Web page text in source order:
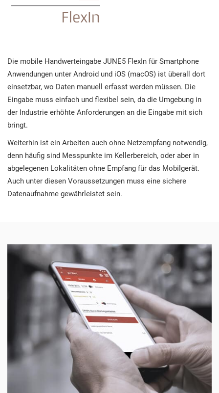
Die mobile Handwerteingabe JUNE5 FlexIn für Smartphone
Anwendungen unter Android und iOS (macOS) ist überall dort
einsetzbar, wo Daten manuell erfasst werden müssen. Die
Eingabe muss einfach und flexibel sein, da die Umgebung in
der Industrie erhöhte Anforderungen an die Eingabe mit sich
bringt.
Weiterhin ist ein Arbeiten auch ohne Netzempfang notwendig,
denn häufig sind Messpunkte im Kellerbereich, oder aber in
abgelegenen Lokalitäten ohne Empfang für das Mobilgerät.
Auch unter diesen Voraussetzungen muss eine sichere
Datenaufnahme gewährleistet sein.